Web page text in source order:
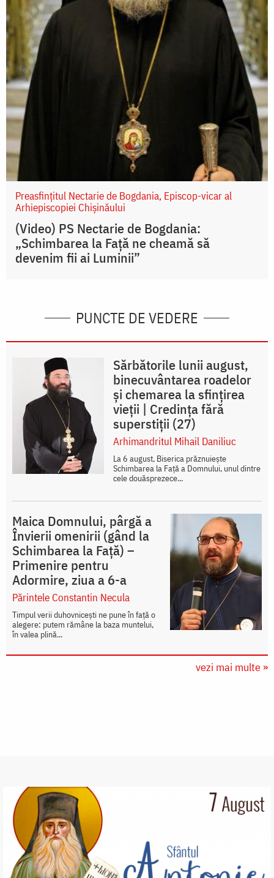
Preasfințitul Nectarie de Bogdania, Episcop-vicar al
Arhiepiscopiei Chișinăului
(Video) PS Nectarie de Bogdania:
„Schimbarea la Față ne cheamă să
devenim fii ai Luminii”
PUNCTE DE VEDERE
Sărbătorile lunii august,
binecuvântarea roadelor
și chemarea la sfințirea
vieții | Credința fără
superstiții (27)
Arhimandritul Mihail Daniliuc
La 6 august, Biserica prăznuiește
Schimbarea la Față a Domnului, unul dintre
cele douăsprezece...
Maica Domnului, pârgă a
Învierii omenirii (gând la
Schimbarea la Față) –
Primenire pentru
Adormire, ziua a 6-a
Părintele Constantin Necula
Timpul verii duhovnicești ne pune în față o
alegere: putem rămâne la baza muntelui,
în valea plină...
vezi mai multe »